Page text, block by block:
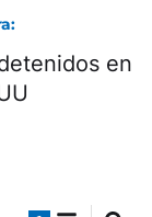
en